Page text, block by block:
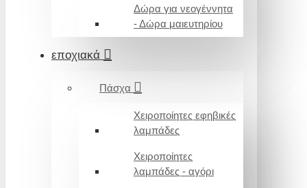
Δώρα για νεογέννητα
- Δώρα μαιευτηρίου
εποχιακά
Πάσχα
Χειροποίητες εφηβικές
λαμπάδες
Χειροποίητες
λαμπάδες - αγόρι